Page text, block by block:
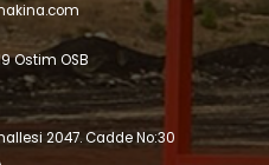
2047. Cadde No:30